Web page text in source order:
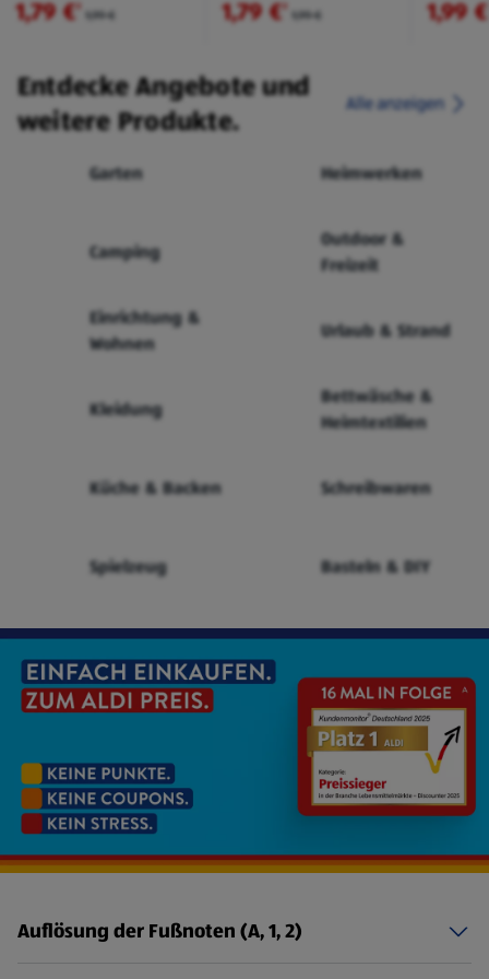
1,79 €² 1,99 € 1,79 €² 1,99 € 1,99 €
Entdecke Angebote und
weitere Produkte.
Alle anzeigen
Garten Heimwerken
Camping
Outdoor &
Freizeit
Einrichtung &
Wohnen
Urlaub & Strand
Kleidung
Bettwäsche &
Heimtextilien
Küche & Backen Schreibwaren
Spielzeug Basteln & DIY
Auflösung der Fußnoten (A, 1, 2)